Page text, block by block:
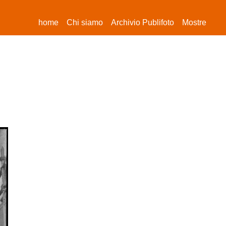
home(current)
Chi siamo Archivio Publifoto Mostre